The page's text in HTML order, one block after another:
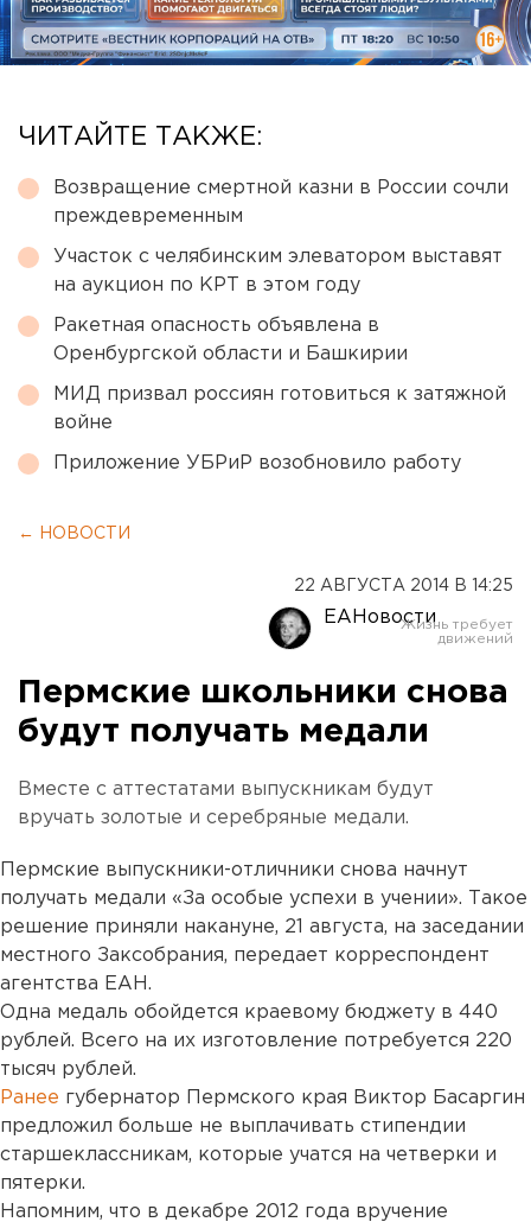
ЧИТАЙТЕ ТАКЖЕ:
Возвращение смертной казни в России сочли
преждевременным
Участок с челябинским элеватором выставят
на аукцион по КРТ в этом году
Ракетная опасность объявлена в
Оренбургской области и Башкирии
МИД призвал россиян готовиться к затяжной
войне
Приложение УБРиР возобновило работу
← НОВОСТИ
22 АВГУСТА 2014 В 14:25
ЕАНовости
Пермские школьники снова
будут получать медали
Вместе с аттестатами выпускникам будут
вручать золотые и серебряные медали.
Пермские выпускники-отличники снова начнут
получать медали «За особые успехи в учении». Такое
решение приняли накануне, 21 августа, на заседании
местного Заксобрания, передает корреспондент
агентства ЕАН.
Одна медаль обойдется краевому бюджету в 440
рублей. Всего на их изготовление потребуется 220
тысяч рублей.
Ранее губернатор Пермского края Виктор Басаргин
предложил больше не выплачивать стипендии
старшеклассникам, которые учатся на четверки и
пятерки.
Напомним, что в декабре 2012 года вручение